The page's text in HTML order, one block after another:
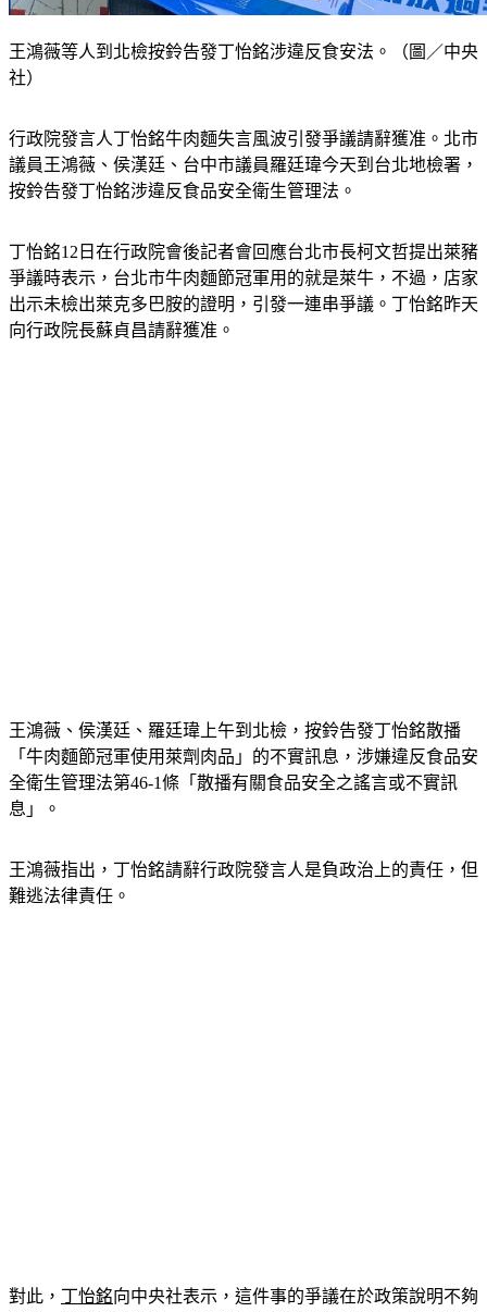
社）
議員王鴻薇、侯漢廷、台中市議員羅廷瑋今天到台北地檢署，
按鈴告發丁怡銘涉違反食品安全衛生管理法。
爭議時表示，台北市牛肉麵節冠軍用的就是萊牛，不過，店家
出示未檢出萊克多巴胺的證明，引發一連串爭議。丁怡銘昨天
向行政院長蘇貞昌請辭獲准。
「牛肉麵節冠軍使用萊劑肉品」的不實訊息，涉嫌違反食品安
全衛生管理法第46-1條「散播有關食品安全之謠言或不實訊
息」。
難逃法律責任。
清楚，造成業者傷害，因此誠心向業者道歉並說明，直到陳姓